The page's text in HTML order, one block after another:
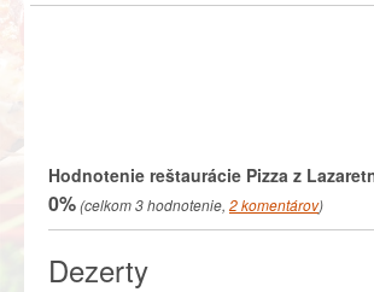
Hodnotenie reštaurácie Pizza z
0%(celkom3hodnotenie, 2komentárov)
Dezerty